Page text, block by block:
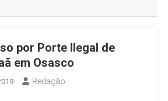
por Porte Ilegal de
em Osasco
Redação
On